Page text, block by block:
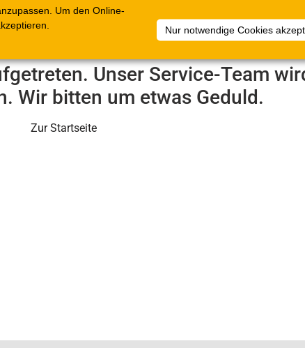
Um den Online-
Nur notwendige Cookies
Belege Artikelsammlungen
Unser Service-Team
Wir bitten um etwas Geduld.
Zur Startseite